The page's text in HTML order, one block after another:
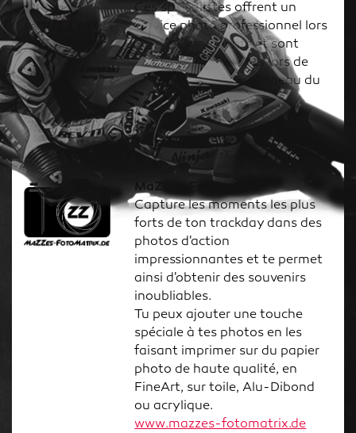
Ces spécialistes offrent un
service photo professionnel lors
de nos événements et sont
notamment présents lors de
nos événements à l'Anneau du
Rhin.
www.sportfoto-trescher.de
MaZZes Fotomatrix
Capture les moments les plus
forts de ton trackday dans des
photos d'action
impressionnantes et te permet
ainsi d'obtenir des souvenirs
inoubliables.
Tu peux ajouter une touche
spéciale à tes photos en les
faisant imprimer sur du papier
photo de haute qualité, en
FineArt, sur toile, Alu-Dibond
ou acrylique.
www.mazzes-fotomatrix.de